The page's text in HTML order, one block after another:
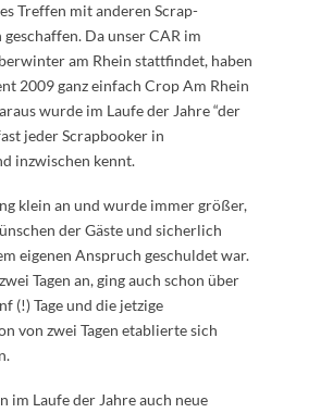
Treffen mit anderen Scrap-
Da unser CAR im
am Rhein stattfindet, haben
2009 ganz einfach Crop Am Rhein
wurde im Laufe der Jahre “der
jeder Scrapbooker in
inzwischen kennt.
klein an und wurde immer größer,
der Gäste und sicherlich
eigenen Anspruch geschuldet war.
Tagen an, ging auch schon über
(!) Tage und die jetzige
von zwei Tagen etablierte sich
im Laufe der Jahre auch neue